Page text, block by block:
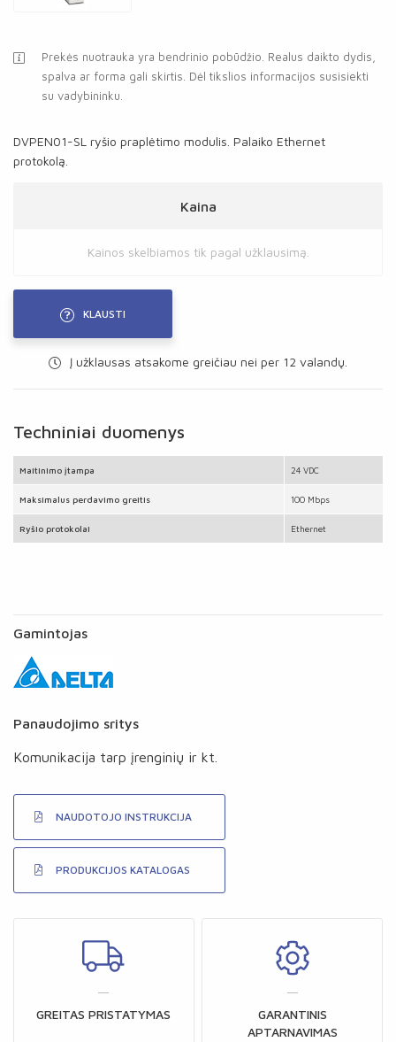
Prekės nuotrauka yra bendrinio pobūdžio. Realus daikto dydis,
spalva ar forma gali skirtis. Dėl tikslios informacijos susisiekti
su vadybininku.
DVPEN01-SL ryšio praplėtimo modulis. Palaiko Ethernet
protokolą.
Kaina
Kainos skelbiamos tik pagal užklausimą.
KLAUSTI
Į užklausas atsakome greičiau nei per 12 valandų.
Techniniai duomenys
Maitinimo įtampa 24 VDC
Maksimalus perdavimo greitis 100 Mbps
Ryšio protokolai Ethernet
Gamintojas
Panaudojimo sritys
Komunikacija tarp įrenginių ir kt.
NAUDOTOJO INSTRUKCIJA
PRODUKCIJOS KATALOGAS
GREITAS PRISTATYMAS
GARANTINIS
APTARNAVIMAS